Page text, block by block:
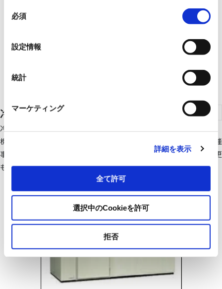
必須
設定情報
統計
マーケティング
詳細を表示
全て許可
選択中のCookieを許可
拒否
冷凍冷蔵内蔵ショーケース
冷食・アイスから総菜・食料まで催事やレジ周りで大活躍の冷凍
機内蔵形をラインアップしています。工事不要な内蔵形により、催
事、店舗リニューアル等に最適です。また設置後のレイアウト変更
も簡単です。